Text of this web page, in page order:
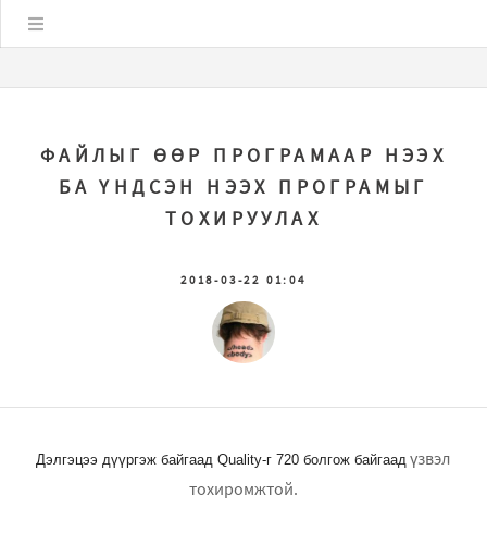
ФАЙЛЫГ ӨӨР ПРОГРАМААР НЭЭХ
БА ҮНДСЭН НЭЭХ ПРОГРАМЫГ
ТОХИРУУЛАХ
2018-03-22 01:04
Дэлгэцээ дүүргэж байгаад Quality-г 720 болгож байгаад үзвэл
тохиромжтой.